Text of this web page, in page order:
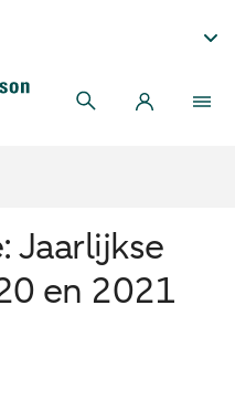
Jaarlijkse
en 2021